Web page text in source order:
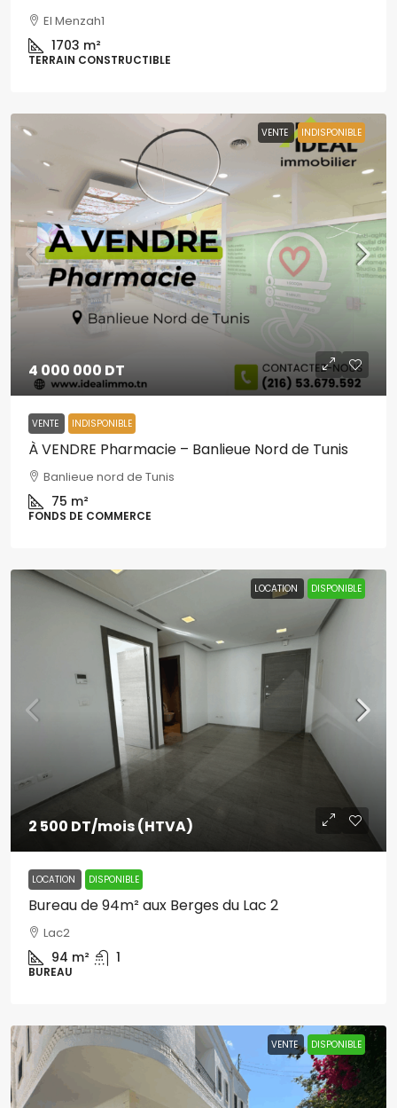
El Menzah1
1703 m²
TERRAIN CONSTRUCTIBLE
VENTE INDISPONIBLE
4 000 000 DT
VENTE INDISPONIBLE
À VENDRE Pharmacie – Banlieue Nord de Tunis
Banlieue nord de Tunis
75 m²
FONDS DE COMMERCE
LOCATION DISPONIBLE
2 500 DT/mois (HTVA)
LOCATION DISPONIBLE
Bureau de 94m² aux Berges du Lac 2
Lac2
94 m² 1
BUREAU
VENTE DISPONIBLE